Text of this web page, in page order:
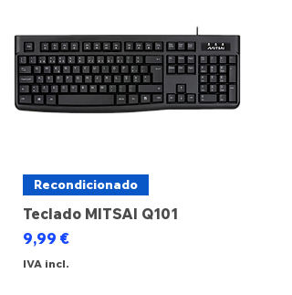
Recondicionado
Teclado MITSAI Q101
Preço
9,99 €
IVA incl.